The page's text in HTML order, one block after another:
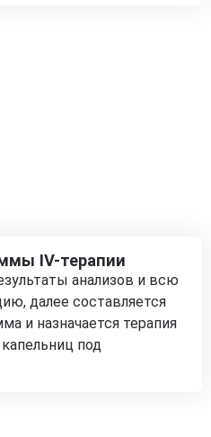
IV-терапии
анализов и всю
далее составляется
и назначается терапия
под